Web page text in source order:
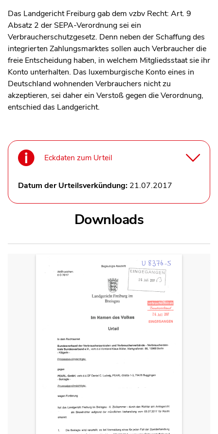
Das Landgericht Freiburg gab dem vzbv Recht: Art. 9
Absatz 2 der SEPA-Ver­ordnung sei ein
Verbraucherschutzgesetz. Denn neben der Schaffung des
integrierten Zahlungsmarktes sollen auch Verbraucher die
freie Entscheidung haben, in welchem Mitgliedsstaat sie ihr
Konto unterhalten. Das luxemburgische Konto eines in
Deutschland wohnenden Verbrauchers nicht zu
akzeptieren, sei daher ein Verstoß gegen die Verordnung,
entschied das Landgericht.
Eckdaten zum Urteil
Datum der Urteilsverkündung: 21.07.2017
Downloads